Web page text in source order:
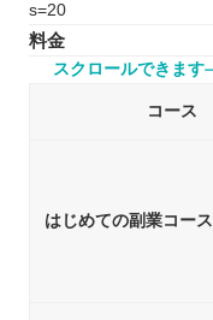
s=20
料金
スクロールできます
コース
はじめての副業コース